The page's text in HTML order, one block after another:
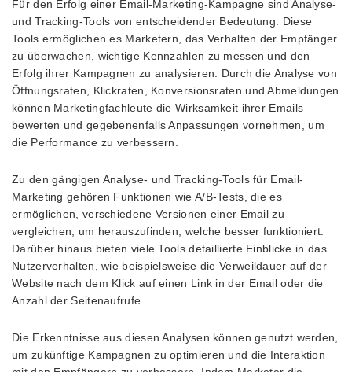
Für den Erfolg einer Email-Marketing-Kampagne sind Analyse-
und Tracking-Tools von entscheidender Bedeutung. Diese
Tools ermöglichen es Marketern, das Verhalten der Empfänger
zu überwachen, wichtige Kennzahlen zu messen und den
Erfolg ihrer Kampagnen zu analysieren. Durch die Analyse von
Öffnungsraten, Klickraten, Konversionsraten und Abmeldungen
können Marketingfachleute die Wirksamkeit ihrer Emails
bewerten und gegebenenfalls Anpassungen vornehmen, um
die Performance zu verbessern.
Zu den gängigen Analyse- und Tracking-Tools für Email-
Marketing gehören Funktionen wie A/B-Tests, die es
ermöglichen, verschiedene Versionen einer Email zu
vergleichen, um herauszufinden, welche besser funktioniert.
Darüber hinaus bieten viele Tools detaillierte Einblicke in das
Nutzerverhalten, wie beispielsweise die Verweildauer auf der
Website nach dem Klick auf einen Link in der Email oder die
Anzahl der Seitenaufrufe.
Die Erkenntnisse aus diesen Analysen können genutzt werden,
um zukünftige Kampagnen zu optimieren und die Interaktion